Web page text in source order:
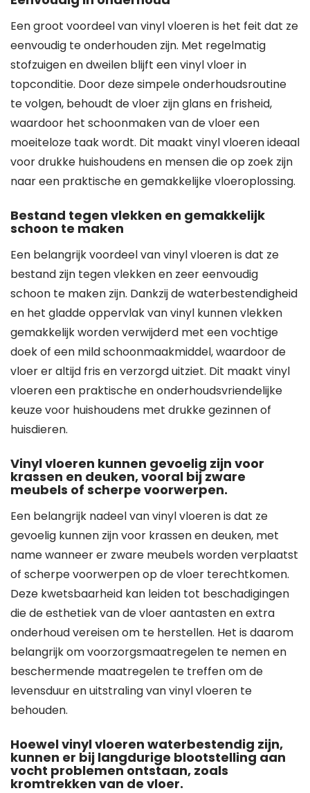
Een groot voordeel van vinyl vloeren is het feit dat ze
eenvoudig te onderhouden zijn. Met regelmatig
stofzuigen en dweilen blijft een vinyl vloer in
topconditie. Door deze simpele onderhoudsroutine
te volgen, behoudt de vloer zijn glans en frisheid,
waardoor het schoonmaken van de vloer een
moeiteloze taak wordt. Dit maakt vinyl vloeren ideaal
voor drukke huishoudens en mensen die op zoek zijn
naar een praktische en gemakkelijke vloeroplossing.
Bestand tegen vlekken en gemakkelijk
schoon te maken
Een belangrijk voordeel van vinyl vloeren is dat ze
bestand zijn tegen vlekken en zeer eenvoudig
schoon te maken zijn. Dankzij de waterbestendigheid
en het gladde oppervlak van vinyl kunnen vlekken
gemakkelijk worden verwijderd met een vochtige
doek of een mild schoonmaakmiddel, waardoor de
vloer er altijd fris en verzorgd uitziet. Dit maakt vinyl
vloeren een praktische en onderhoudsvriendelijke
keuze voor huishoudens met drukke gezinnen of
huisdieren.
Vinyl vloeren kunnen gevoelig zijn voor
krassen en deuken, vooral bij zware
meubels of scherpe voorwerpen.
Een belangrijk nadeel van vinyl vloeren is dat ze
gevoelig kunnen zijn voor krassen en deuken, met
name wanneer er zware meubels worden verplaatst
of scherpe voorwerpen op de vloer terechtkomen.
Deze kwetsbaarheid kan leiden tot beschadigingen
die de esthetiek van de vloer aantasten en extra
onderhoud vereisen om te herstellen. Het is daarom
belangrijk om voorzorgsmaatregelen te nemen en
beschermende maatregelen te treffen om de
levensduur en uitstraling van vinyl vloeren te
behouden.
Hoewel vinyl vloeren waterbestendig zijn,
kunnen er bij langdurige blootstelling aan
vocht problemen ontstaan, zoals
kromtrekken van de vloer.